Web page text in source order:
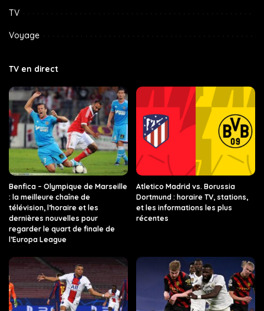
TV
Voyage
TV en direct
Benfica – Olympique de Marseille
: la meilleure chaîne de
télévision, l’horaire et les
dernières nouvelles pour
regarder le quart de finale de
l’Europa League
Atletico Madrid vs. Borussia
Dortmund : horaire TV, stations,
et les informations les plus
récentes